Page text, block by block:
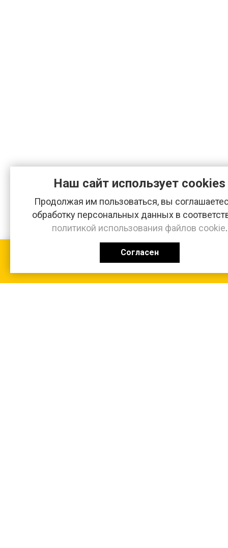
Наш сайт использует cookies
Продолжая им пользоваться, вы
обработку персональных данных в
политикой использования файлов cookie.
Согласен